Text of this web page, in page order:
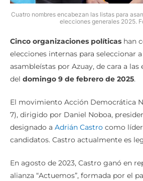
Cuatro nombres encabezan las listas para
elecciones generales 2025.
Cinco organizaciones políticas han
elecciones internas para seleccionar
asambleístas por Azuay, de cara a las
del domingo 9 de febrero de 2025.
El movimiento Acción Democrática
7), dirigido por Daniel Noboa,
designado a Adrián Castro como
candidatos. Castro actualmente es
En agosto de 2023, Castro ganó en
alianza “Actuemos”, formada por el